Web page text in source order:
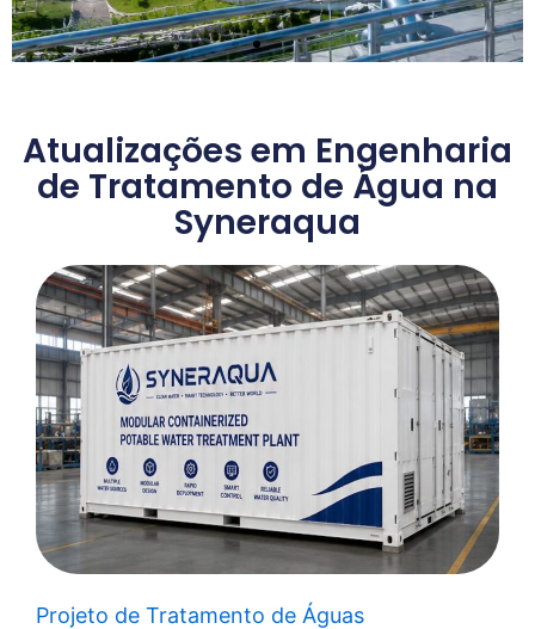
Tratamento de Água
Potável Municipal
Saber mais
Atualizações em Engenharia
de Tratamento de Água na
Syneraqua
Projeto de Tratamento de Águas